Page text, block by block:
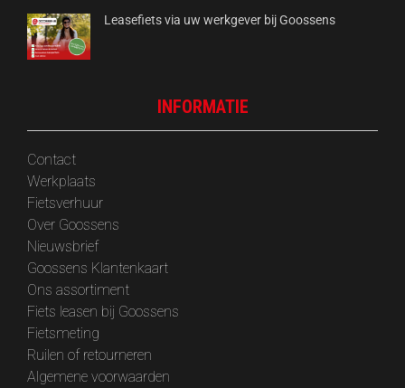
Leasefiets via uw werkgever bij Goossens
INFORMATIE
Contact
Werkplaats
Fietsverhuur
Over Goossens
‎Nieuwsbrief
Goossens Klantenkaart
Ons assortiment
Fiets leasen bij Goossens
Fietsmeting
Ruilen of retourneren
Algemene voorwaarden